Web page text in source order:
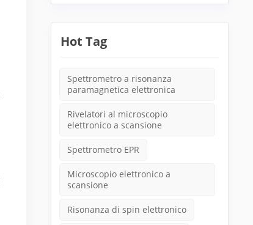
Hot Tag
Spettrometro a risonanza
paramagnetica elettronica
Rivelatori al microscopio
elettronico a scansione
Spettrometro EPR
Microscopio elettronico a
scansione
Risonanza di spin elettronico